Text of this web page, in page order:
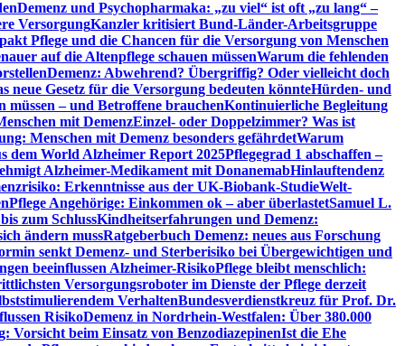
Demenz und Psychopharmaka: „zu viel“ ist oft „zu lang“ –
VersorgungKanzler kritisiert Bund-Länder-Arbeitsgruppe
Pflege und die Chancen für die Versorgung von Menschen
auf die Altenpflege schauen müssenWarum die fehlenden
Demenz: Abwehrend? Übergriffig? Oder vielleicht doch
neue Gesetz für die Versorgung bedeuten könnteHürden- und
– und Betroffene brauchenKontinuierliche Begleitung
mit DemenzEinzel- oder Doppelzimmer? Was ist
Menschen mit Demenz besonders gefährdetWarum
dem World Alzheimer Report 2025Pflegegrad 1 abschaffen –
Alzheimer-Medikament mit DonanemabHinlauftendenz
Erkenntnisse aus der UK-Biobank-StudieWelt-
Pflege Angehörige: Einkommen ok – aber überlastetSamuel L.
zum SchlussKindheitserfahrungen und Demenz:
ändern mussRatgeberbuch Demenz: neues aus Forschung
senkt Demenz- und Sterberisiko bei Übergewichtigen und
beeinflussen Alzheimer-RisikoPflege bleibt menschlich:
Versorgungsroboter im Dienste der Pflege derzeit
VerhaltenBundesverdienstkreuz für Prof. Dr.
RisikoDemenz in Nordrhein-Westfalen: Über 380.000
Vorsicht beim Einsatz von BenzodiazepinenIst die Ehe